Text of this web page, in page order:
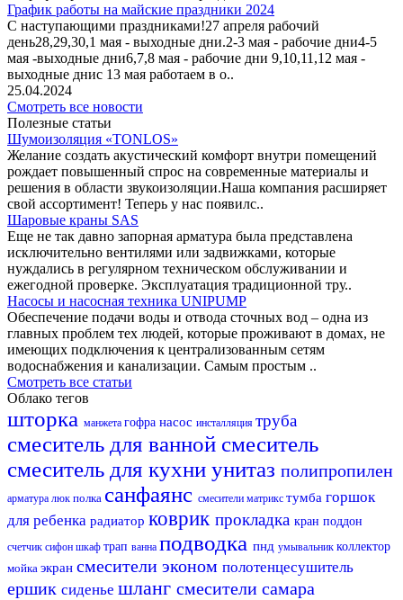
График работы на майские праздники 2024
С наступающими праздниками!27 апреля рабочий
день28,29,30,1 мая - выходные дни.2-3 мая - рабочие дни4-5
мая -выходные дни6,7,8 мая - рабочие дни 9,10,11,12 мая -
выходные днис 13 мая работаем в о..
25.04.2024
Смотреть все новости
Полезные статьи
Шумоизоляция «TONLOS»
Желание создать акустический комфорт внутри помещений
рождает повышенный спрос на современные материалы и
решения в области звукоизоляции.Наша компания расширяет
свой ассортимент! Теперь у нас появилс..
Шаровые краны SAS
Еще не так давно запорная арматура была представлена
исключительно вентилями или задвижками, которые
нуждались в регулярном техническом обслуживании и
ежегодной проверке. Эксплуатация традиционной тру..
Насосы и насосная техника UNIPUMP
Обеспечение подачи воды и отвода сточных вод – одна из
главных проблем тех людей, которые проживают в домах, не
имеющих подключения к централизованным сетям
водоснабжения и канализации. Самым простым ..
Смотреть все статьи
Облако тегов
шторка манжета гофра насос инсталляция труба
смеситель для ванной смеситель
смеситель для кухни унитаз полипропилен
арматура люк полка санфаянс смесители матрикс тумба горшок
для ребенка радиатор коврик прокладка кран поддон
счетчик сифон шкаф трап ванна подводка пнд умывальник коллектор
мойка экран смесители эконом полотенцесушитель
ершик сиденье шланг смесители самара